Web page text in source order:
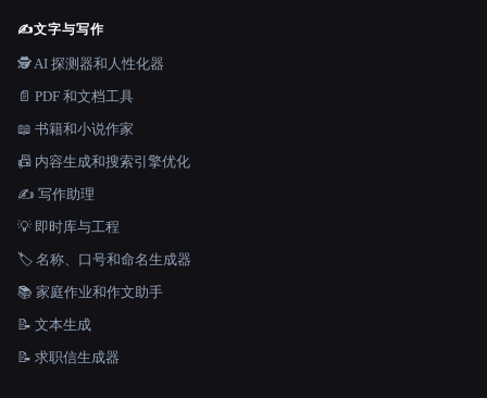
✍️文字与写作
🕵️ AI 探测器和人性化器
📄 PDF 和文档工具
📖 书籍和小说作家
📠 内容生成和搜索引擎优化
✍️ 写作助理
💡 即时库与工程
🏷️ 名称、口号和命名生成器
📚 家庭作业和作文助手
📝 文本生成
📝 求职信生成器